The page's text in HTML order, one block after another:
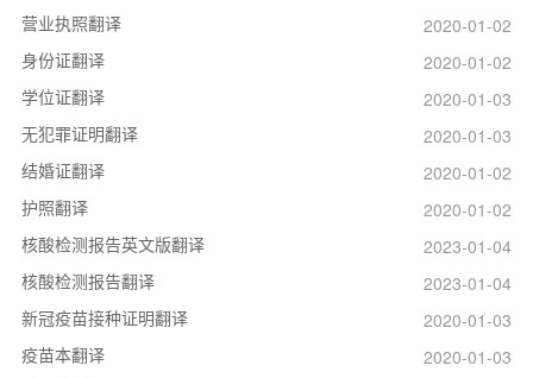
营业执照翻译
2020-01-02
身份证翻译
2020-01-02
学位证翻译
2020-01-03
无犯罪证明翻译
2020-01-03
结婚证翻译
2020-01-02
护照翻译
2020-01-02
核酸检测报告英文版翻译
2023-01-04
核酸检测报告翻译
2023-01-04
新冠疫苗接种证明翻译
2020-01-03
疫苗本翻译
2020-01-03